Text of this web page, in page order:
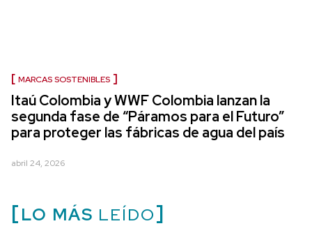
MARCAS SOSTENIBLES
Itaú Colombia y WWF Colombia lanzan la
segunda fase de “Páramos para el Futuro”
para proteger las fábricas de agua del país
abril 24, 2026
LO MÁS LEÍDO